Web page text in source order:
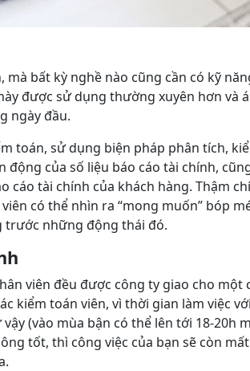
bất kỳ nghề nào cũng cần có kỹ
được sử dụng thường xuyên hơn và
ngày đầu.
toán, sử dụng biện pháp phân tích,
động của số liệu báo cáo tài chính,
cáo tài chính của khách hàng. Thậm
có thể nhìn ra “mong muốn” bóp
trước những động thái đó.
viên đều được công ty giao cho một
kiểm toán viên, vì thời gian làm việc
(vào mùa bận có thể lên tới 18-20h
tốt, thì công việc của bạn sẽ còn